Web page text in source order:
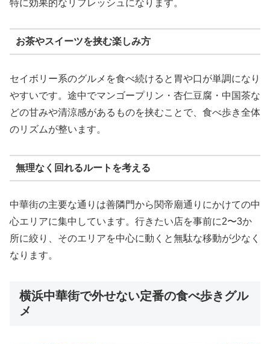
特に効果的なリフレッシュになります。
お茶やスイーツを挟む楽しみ方
セイボリー系のグルメを食べ続けると胃や口が単調になり
やすいです。途中でマンゴープリン・杏仁豆腐・中国茶な
どの甘みや清涼感があるものを挟むことで、食べ歩き全体
のリズムが整います。
無理なく回れるルートを考える
中華街の主要な通りは善隣門から関帝廟通りにかけての中
心エリアに集中しています。行きたい店を事前に2〜3か
所に絞り、そのエリアを中心に動くと無駄な移動が少なく
なります。
横浜中華街で外せない定番の食べ歩きグル
メ